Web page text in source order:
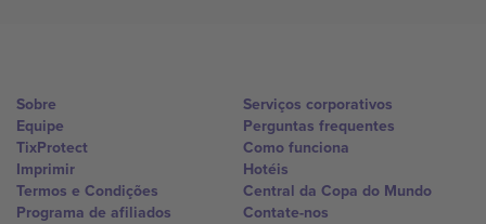
Sobre
Equipe
TixProtect
Imprimir
Termos e Condições
Programa de afiliados
Serviços corporativos
Perguntas frequentes
Como funciona
Hotéis
Central da Copa do Mundo
Contate-nos